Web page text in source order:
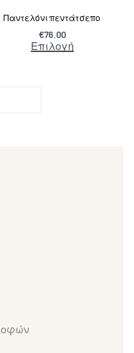
Παντελόνι πεντάτσεπο
€76.00
Επιλογή